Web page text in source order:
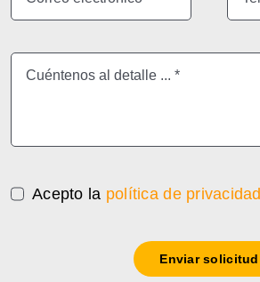
Acepto la política de privacidad
Enviar solicitud